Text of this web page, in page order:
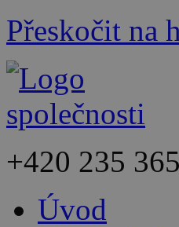
Přeskočit na
+420 235
Úvod